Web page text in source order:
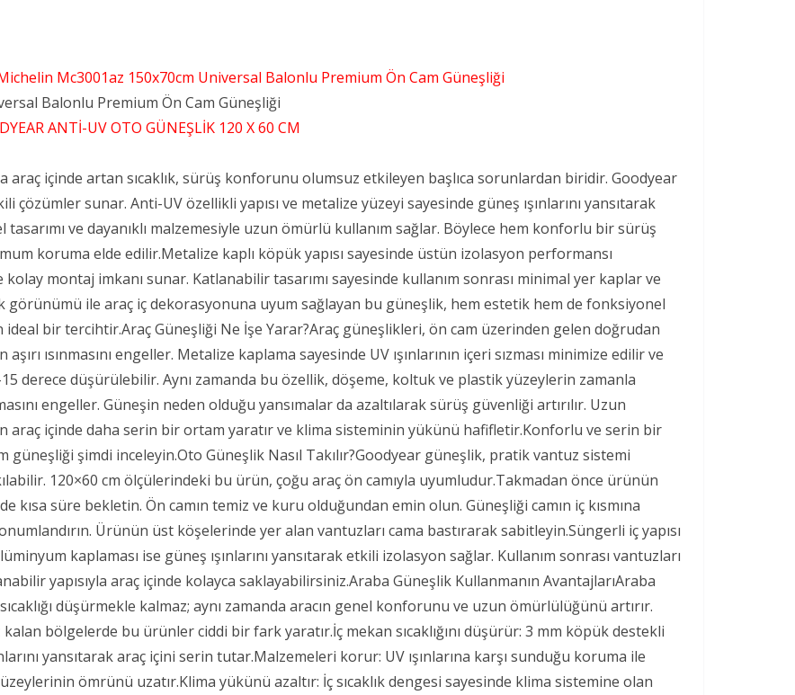
Mc3001az 150x70cm Universal Balonlu Premium Ön Cam Güneşliği
Balonlu Premium Ön Cam Güneşliği
ANTİ-UV OTO GÜNEŞLİK 120 X 60 CM
araç içinde artan sıcaklık, sürüş konforunu olumsuz etkileyen başlıca sorunlardan biridir. Goodyear
sunar. Anti-UV özellikli yapısı ve metalize yüzeyi sayesinde güneş ışınlarını yansıtarak
tasarımı ve dayanıklı malzemesiyle uzun ömürlü kullanım sağlar. Böylece hem konforlu bir sürüş
koruma elde edilir.Metalize kaplı köpük yapısı sayesinde üstün izolasyon performansı
montaj imkanı sunar. Katlanabilir tasarımı sayesinde kullanım sonrası minimal yer kaplar ve
görünümü ile araç iç dekorasyonuna uyum sağlayan bu güneşlik, hem estetik hem de fonksiyonel
ideal bir tercihtir.Araç Güneşliği Ne İşe Yarar?Araç güneşlikleri, ön cam üzerinden gelen doğrudan
aşırı ısınmasını engeller. Metalize kaplama sayesinde UV ışınlarının içeri sızması minimize edilir ve
15 derece düşürülebilir. Aynı zamanda bu özellik, döşeme, koltuk ve plastik yüzeylerin zamanla
engeller. Güneşin neden olduğu yansımalar da azaltılarak sürüş güvenliği artırılır. Uzun
araç içinde daha serin bir ortam yaratır ve klima sisteminin yükünü hafifletir.Konforlu ve serin bir
güneşliği şimdi inceleyin.Oto Güneşlik Nasıl Takılır?Goodyear güneşlik, pratik vantuz sistemi
120×60 cm ölçülerindeki bu ürün, çoğu araç ön camıyla uyumludur.Takmadan önce ürünün
kısa süre bekletin. Ön camın temiz ve kuru olduğundan emin olun. Güneşliği camın iç kısmına
Ürünün üst köşelerinde yer alan vantuzları cama bastırarak sabitleyin.Süngerli iç yapısı
kaplaması ise güneş ışınlarını yansıtarak etkili izolasyon sağlar. Kullanım sonrası vantuzları
yapısıyla araç içinde kolayca saklayabilirsiniz.Araba Güneşlik Kullanmanın AvantajlarıAraba
düşürmekle kalmaz; aynı zamanda aracın genel konforunu ve uzun ömürlülüğünü artırır.
kalan bölgelerde bu ürünler ciddi bir fark yaratır.İç mekan sıcaklığını düşürür: 3 mm köpük destekli
yansıtarak araç içini serin tutar.Malzemeleri korur: UV ışınlarına karşı sunduğu koruma ile
ömrünü uzatır.Klima yükünü azaltır: İç sıcaklık dengesi sayesinde klima sistemine olan